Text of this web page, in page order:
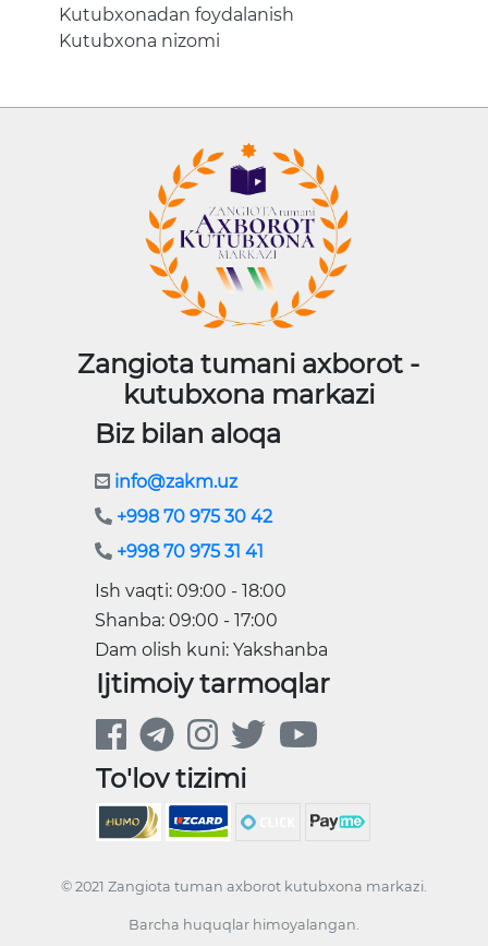
Kutubxonadan foydalanish
Kutubxona nizomi
Zangiota tumani axborot -
kutubxona markazi
Biz bilan aloqa
info@zakm.uz
+998 70 975 30 42
+998 70 975 31 41
Ish vaqti: 09:00 - 18:00
Shanba: 09:00 - 17:00
Dam olish kuni: Yakshanba
Ijtimoiy tarmoqlar
To'lov tizimi
© 2021 Zangiota tuman axborot kutubxona markazi.
Barcha huquqlar himoyalangan.